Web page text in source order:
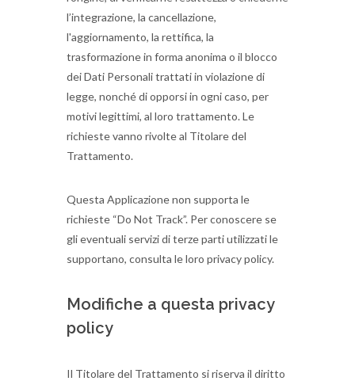
l’integrazione, la cancellazione,
l'aggiornamento, la rettifica, la
trasformazione in forma anonima o il blocco
dei Dati Personali trattati in violazione di
legge, nonché di opporsi in ogni caso, per
motivi legittimi, al loro trattamento. Le
richieste vanno rivolte al Titolare del
Trattamento.
Questa Applicazione non supporta le
richieste “Do Not Track”. Per conoscere se
gli eventuali servizi di terze parti utilizzati le
supportano, consulta le loro privacy policy.
Modifiche a questa privacy
policy
Il Titolare del Trattamento si riserva il diritto